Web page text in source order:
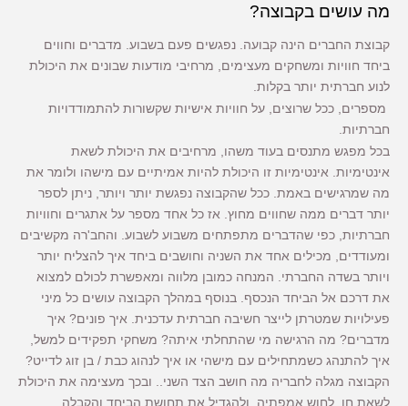
מה עושים בקבוצה?
קבוצת החברים הינה קבועה. נפגשים פעם בשבוע. מדברים וחווים
ביחד חוויות ומשחקים מעצימים, מרחיבי מודעות שבונים את היכולת
לנוע חברתית יותר בקלות.
מספרים, ככל שרוצים, על חוויות אישיות שקשורות להתמודדויות
חברתיות.
בכל מפגש מתנסים בעוד משהו, מרחיבים את היכולת לשאת
אינטימיות. אינטימיות זו היכולת להיות אמיתיים עם מישהו ולומר את
מה שמרגישים באמת. ככל שהקבוצה נפגשת יותר ויותר, ניתן לספר
יותר דברים ממה שחווים מחוץ. אז כל אחד מספר על אתגרים וחוויות
חברתיות, כפי שהדברים מתפתחים משבוע לשבוע. והחב'רה מקשיבים
ומעודדים, מכילים אחד את השניה וחושבים ביחד איך להצליח יותר
ויותר בשדה החברתי. המנחה כמובן מלווה ומאפשרת לכולם למצוא
את דרכם אל הביחד הנכסף. בנוסף במהלך הקבוצה עושים כל מיני
פעילויות שמטרתן לייצר חשיבה חברתית עדכנית. איך פונים? איך
מדברים? מה הרגישה מי שהתחלתי איתה? משחקי תפקידים למשל,
איך להתנהג כשמתחילים עם מישהי או איך לנהוג כבת / בן זוג לדייט?
הקבוצה מגלה לחבריה מה חושב הצד השני.. ובכך מעצימה את היכולת
לשאת חן, לחוש אמפתיה, ולהגדיל את תחושת הביחד והקבלה.